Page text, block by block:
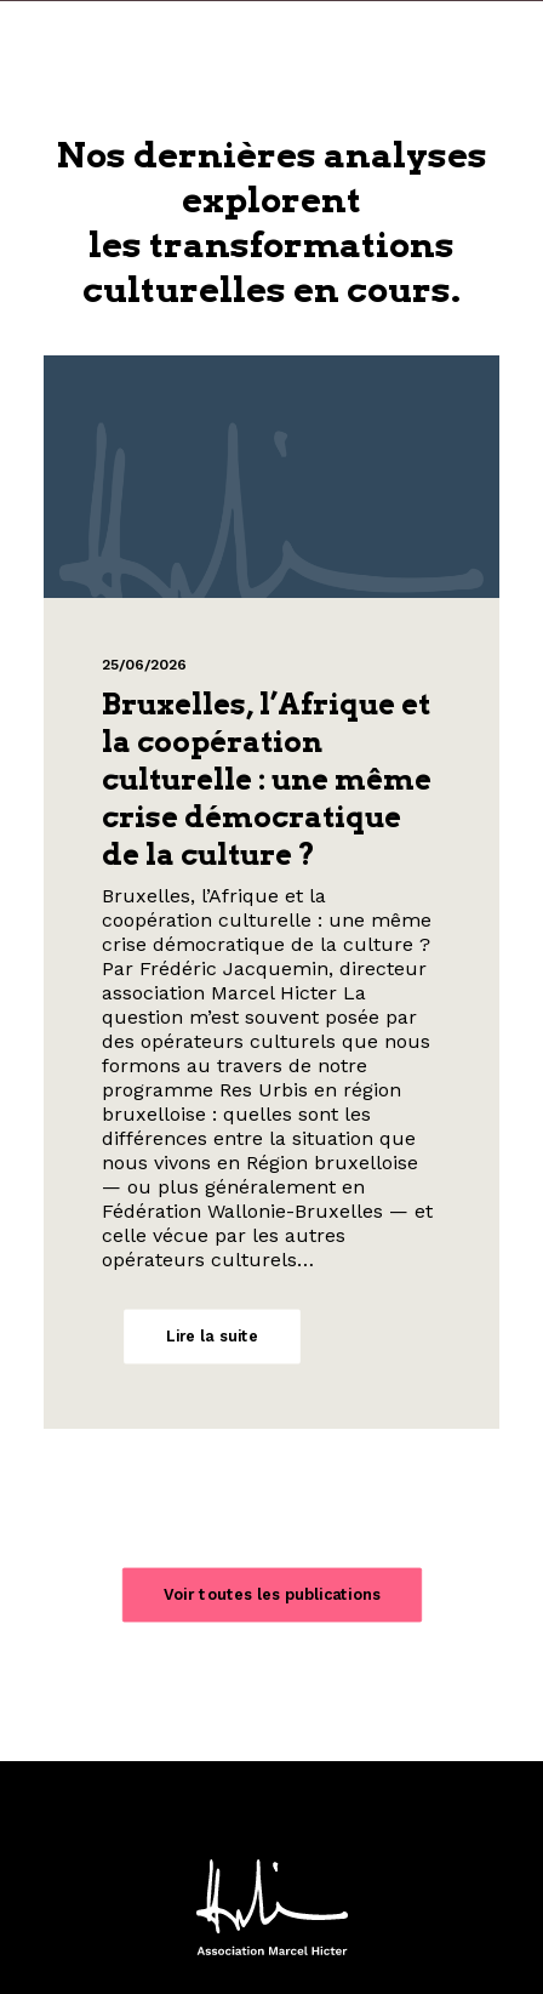
Nos dernières analyses
explorent
les transformations
culturelles en cours.
25/06/2026
Bruxelles, l’Afrique et
la coopération
culturelle : une même
crise démocratique
de la culture ?
Bruxelles, l’Afrique et la
coopération culturelle : une même
crise démocratique de la culture ?
Par Frédéric Jacquemin, directeur
association Marcel Hicter La
question m’est souvent posée par
des opérateurs culturels que nous
formons au travers de notre
programme Res Urbis en région
bruxelloise : quelles sont les
différences entre la situation que
nous vivons en Région bruxelloise
— ou plus généralement en
Fédération Wallonie-Bruxelles — et
celle vécue par les autres
opérateurs culturels…
Lire la suite
Voir toutes les publications